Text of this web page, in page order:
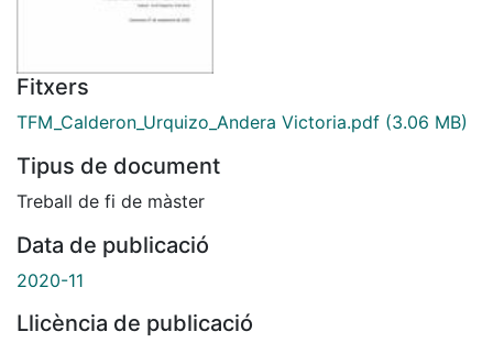
Fitxers
TFM_Calderon_Urquizo_Andera Victoria.pdf (3.06 MB)
Tipus de document
Treball de fi de màster
Data de publicació
2020-11
Llicència de publicació